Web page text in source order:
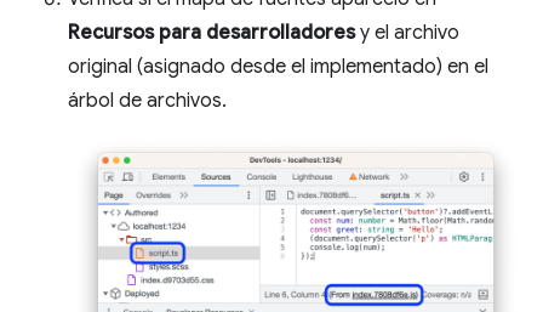
Recursos para desarrolladoresy el archivo
original (asignado desde el implementado) en el
árbol de archivos.